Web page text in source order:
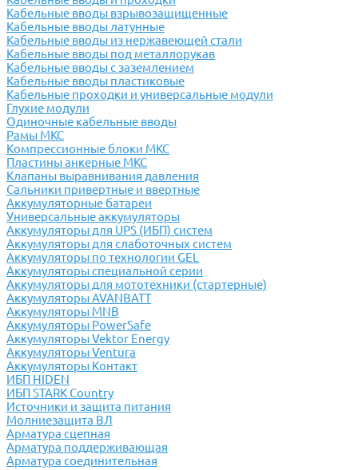
Кабельные вводы взрывозащищенные
Кабельные вводы латунные
Кабельные вводы из нержавеющей стали
Кабельные вводы под металлорукав
Кабельные вводы с заземлением
Кабельные вводы пластиковые
Кабельные проходки и универсальные модули
Глухие модули
Одиночные кабельные вводы
Рамы МКС
Компрессионные блоки МКС
Пластины анкерные МКС
Клапаны выравнивания давления
Сальники привертные и ввертные
Аккумуляторные батареи
Универсальные аккумуляторы
Аккумуляторы для UPS (ИБП) систем
Аккумуляторы для слаботочных систем
Аккумуляторы по технологии GEL
Аккумуляторы специальной серии
Аккумуляторы для мототехники (стартерные)
Аккумуляторы AVANBATT
Аккумуляторы MNB
Аккумуляторы PowerSafe
Аккумуляторы Vektor Energy
Аккумуляторы Ventura
Аккумуляторы Контакт
ИБП HIDEN
ИБП STARK Country
Источники и защита питания
Молниезащита ВЛ
Арматура сцепная
Арматура поддерживающая
Арматура соединительная